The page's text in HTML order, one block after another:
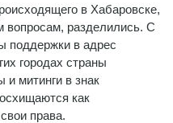
в Хабаровске,
вопросам, разделились. С
поддержки в адрес
городах страны
и митинги в знак
как
права.